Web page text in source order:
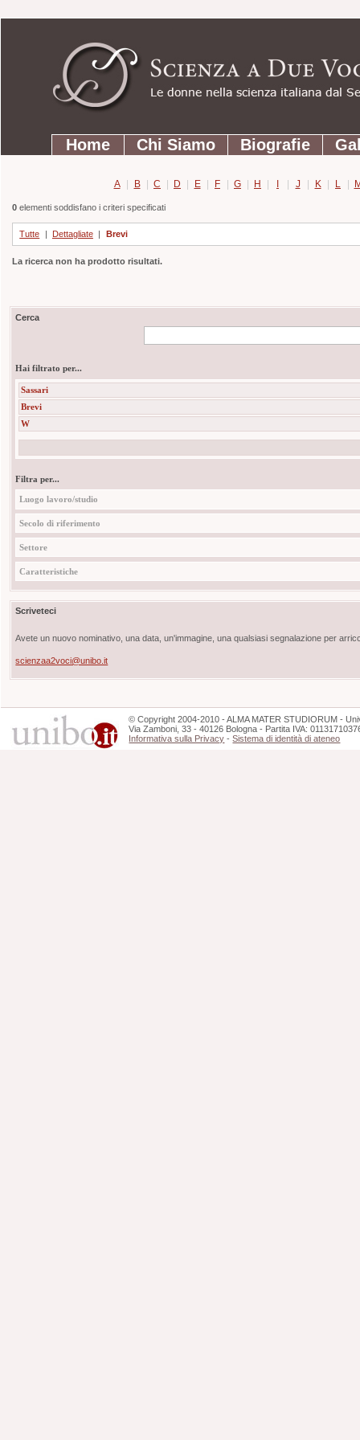
contenuti.
Strumenti
personali
SezioniHome Chi Siamo Biografie
A | B | C | D | E | F | G | H | I | J | K | L |
0elementi soddisfano i criteri specificati
Tutte | Dettagliate | Brevi
La ricerca non ha prodotto risultati.
Cerca
Hai filtrato per...
Sassari
Brevi
W
Filtra per...
Luogo lavoro/studio
Secolo di riferimento
Settore
Caratteristiche
Scriveteci
Avete un nuovo nominativo, una data, un'immagine, una qualsiasi segnalazione per
scienzaa2voci@unibo.it
©Copyright 2004-2010 - ALMA MATER STUDIORUM -
Via Zamboni, 33 - 40126 Bologna - Partita IVA:
Informativa sulla Privacy -Sistema di identità di ateneo